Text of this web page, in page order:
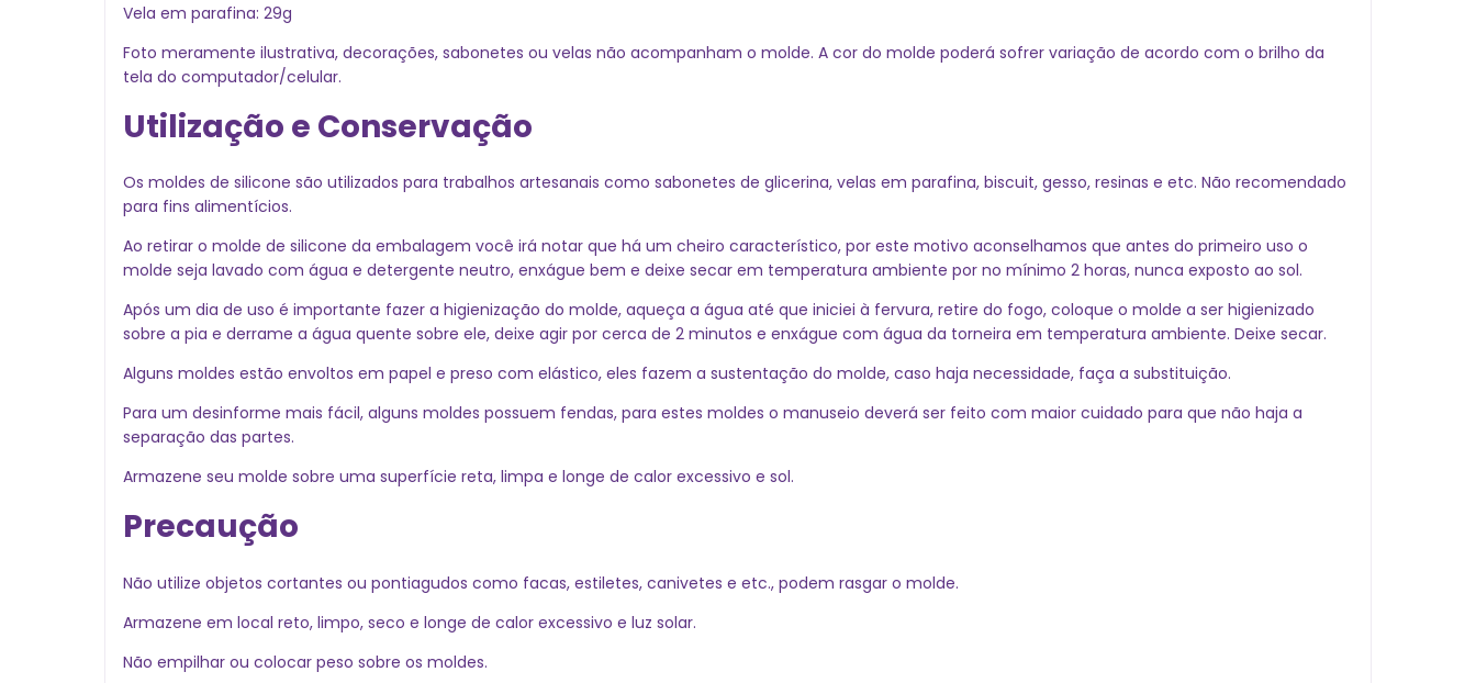
Vela em parafina: 29g
Foto meramente ilustrativa, decorações, sabonetes ou velas não acompanham o molde. A cor do molde poderá sofrer variação de acordo com o brilho da
tela do computador/celular.
Utilização e Conservação
Os moldes de silicone são utilizados para trabalhos artesanais como sabonetes de glicerina, velas em parafina, biscuit, gesso, resinas e etc. Não recomendado
para fins alimentícios.
Ao retirar o molde de silicone da embalagem você irá notar que há um cheiro característico, por este motivo aconselhamos que antes do primeiro uso o
molde seja lavado com água e detergente neutro, enxágue bem e deixe secar em temperatura ambiente por no mínimo 2 horas, nunca exposto ao sol.
Após um dia de uso é importante fazer a higienização do molde, aqueça a água até que iniciei à fervura, retire do fogo, coloque o molde a ser higienizado
sobre a pia e derrame a água quente sobre ele, deixe agir por cerca de 2 minutos e enxágue com água da torneira em temperatura ambiente. Deixe secar.
Alguns moldes estão envoltos em papel e preso com elástico, eles fazem a sustentação do molde, caso haja necessidade, faça a substituição.
Para um desinforme mais fácil, alguns moldes possuem fendas, para estes moldes o manuseio deverá ser feito com maior cuidado para que não haja a
separação das partes.
Armazene seu molde sobre uma superfície reta, limpa e longe de calor excessivo e sol.
Precaução
Não utilize objetos cortantes ou pontiagudos como facas, estiletes, canivetes e etc., podem rasgar o molde.
Armazene em local reto, limpo, seco e longe de calor excessivo e luz solar.
Não empilhar ou colocar peso sobre os moldes.